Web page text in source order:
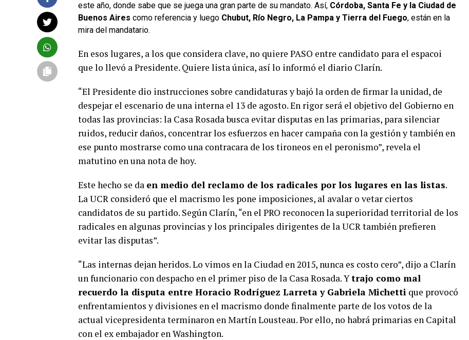
este año, donde sabe que se juega una gran parte de su mandato. Así, Córdoba, Santa Fe y la Ciudad de
Buenos Aires como referencia y luego Chubut, Río Negro, La Pampa y Tierra del Fuego, están en la
mira del mandatario.
En esos lugares, a los que considera clave, no quiere PASO entre candidato para el espacoi
que lo llevó a Presidente. Quiere lista única, así lo informó el diario Clarín.
“El Presidente dio instrucciones sobre candidaturas y bajó la orden de firmar la unidad, de
despejar el escenario de una interna el 13 de agosto. En rigor será el objetivo del Gobierno en
todas las provincias: la Casa Rosada busca evitar disputas en las primarias, para silenciar
ruidos, reducir daños, concentrar los esfuerzos en hacer campaña con la gestión y también en
ese punto mostrarse como una contracara de los tironeos en el peronismo”, revela el
matutino en una nota de hoy.
Este hecho se da en medio del reclamo de los radicales por los lugares en las listas.
La UCR consideró que el macrismo les pone imposiciones, al avalar o vetar ciertos
candidatos de su partido. Según Clarín, “en el PRO reconocen la superioridad territorial de los
radicales en algunas provincias y los principales dirigentes de la UCR también prefieren
evitar las disputas”.
“Las internas dejan heridos. Lo vimos en la Ciudad en 2015, nunca es costo cero”, dijo a Clarín
un funcionario con despacho en el primer piso de la Casa Rosada. Ytrajo como mal
recuerdo la disputa entre Horacio Rodríguez Larreta y Gabriela Michetti que provocó
enfrentamientos y divisiones en el macrismo donde finalmente parte de los votos de la
actual vicepresidenta terminaron en Martín Lousteau. Por ello, no habrá primarias en Capital
con el ex embajador en Washington.